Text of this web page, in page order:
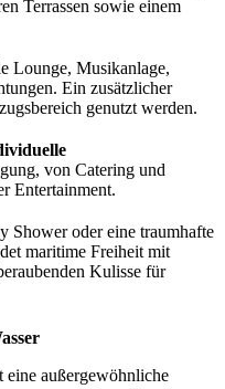
Terrassen sowie einem
Lounge, Musikanlage,
Ein zusätzlicher
genutzt werden.
von Catering und
Entertainment.
Shower oder eine traumhafte
maritime Freiheit mit
Kulisse für
außergewöhnliche